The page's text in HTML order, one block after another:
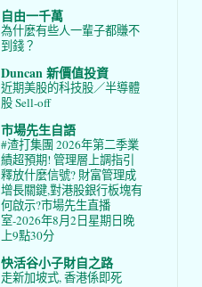
自由一千萬
為什麼有些人一輩子都賺不
到錢？
Duncan 新價值投資
近期美股的科技股／半導體
股 Sell-off
市場先生自語
#渣打集團 2026年第二季業
績超預期! 管理層上調指引
釋放什麼信號? 財富管理成
增長關鍵,對港股銀行板塊有
何啟示?市場先生直播
室-2026年8月2日星期日晚
上9點30分
快活谷小子財自之路
走新加坡式, 香港係即死